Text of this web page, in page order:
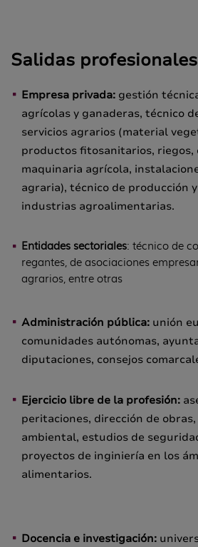
Salidas profesionales
Empresa privada: gestión
agrícolas y ganaderas, técnico
servicios agrarios (material
productos fitosanitarios, riegos,
maquinaria agrícola,
agraria), técnico de producción
industrias agroalimentarias.
Entidades sectoriales: técnico de
regantes, de asociaciones
agrarios, entre otras
Administración pública: unión
comunidades autónomas,
diputaciones, consejos
Ejercicio libre de la profesión:
peritaciones, dirección de
ambiental, estudios de
proyectos de inginiería en los
alimentarios.
Docencia e investigación: